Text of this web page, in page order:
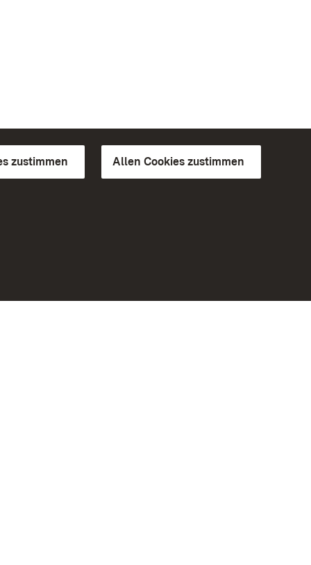
zustimmen Allen Cookies zustimmen